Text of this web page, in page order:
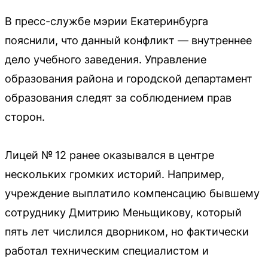
В пресс-службе мэрии Екатеринбурга
пояснили, что данный конфликт — внутреннее
дело учебного заведения. Управление
образования района и городской департамент
образования следят за соблюдением прав
сторон.
Лицей № 12 ранее оказывался в центре
нескольких громких историй. Например,
учреждение выплатило компенсацию бывшему
сотруднику Дмитрию Меньщикову, который
пять лет числился дворником, но фактически
работал техническим специалистом и